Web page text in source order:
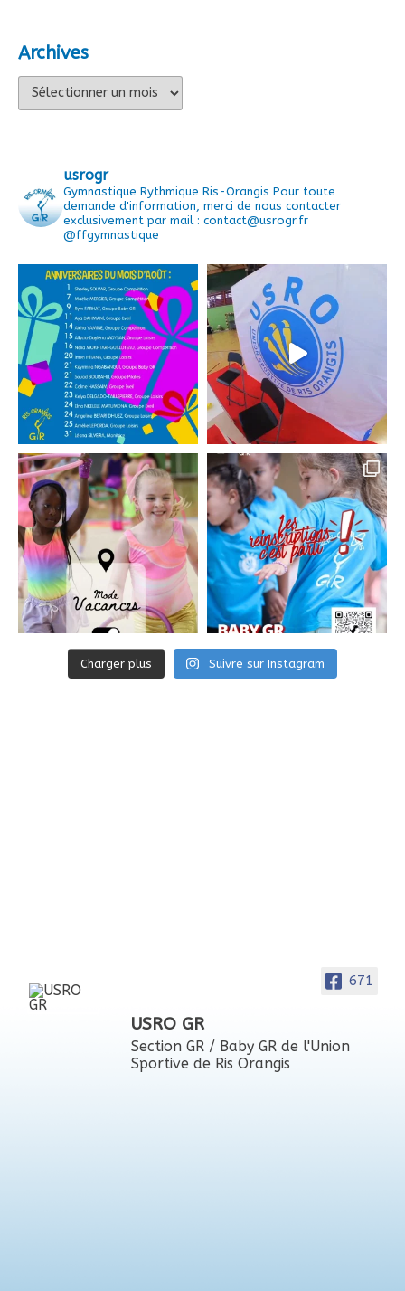
Archives
Archives
usrogr
Gymnastique Rythmique Ris-Orangis Pour toute
demande d'information, merci de nous contacter
exclusivement par mail : contact@usrogr.fr
@ffgymnastique
Charger plus Suivre sur Instagram
671
USRO GR
Section GR / Baby GR de l'Union
Sportive de Ris Orangis